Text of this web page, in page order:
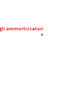
ammortizzatori
»